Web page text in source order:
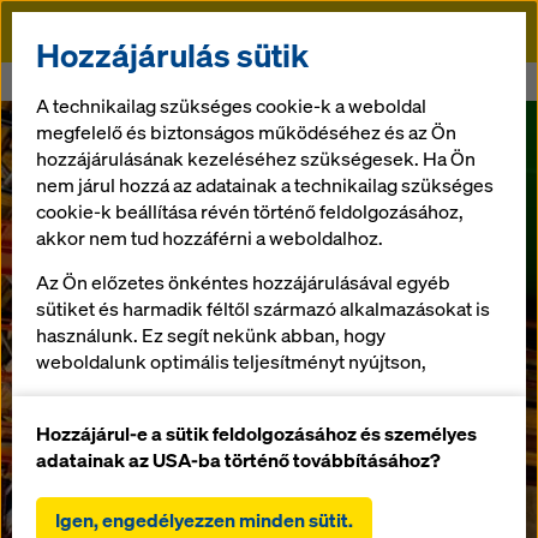
Doka
M8 autóút - Vasszentmihalyi Völgyhíd
Hozzájárulás sütik
A technikailag szükséges cookie-k a weboldal
megfelelő és biztonságos működéséhez és az Ön
hozzájárulásának kezeléséhez szükségesek. Ha Ön
nem járul hozzá az adatainak a technikailag szükséges
cookie-k beállítása révén történő feldolgozásához,
akkor nem tud hozzáférni a weboldalhoz.
Az Ön előzetes önkéntes hozzájárulásával egyéb
sütiket és harmadik féltől származó alkalmazásokat is
használunk. Ez segít nekünk abban, hogy
weboldalunk optimális teljesítményt nyújtson,
a weboldalunk funkcionalitásának folyamatos
javítása (funkcionális és statisztikai sütik),
folyamat zökkenőmentes lebonyolításának
Hozzájárul-e a sütik feldolgozásához és személyes
adatainak az USA-ba történő továbbításához?
Igen, engedélyezzen minden sütit.